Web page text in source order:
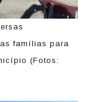
famílias para
(Fotos: